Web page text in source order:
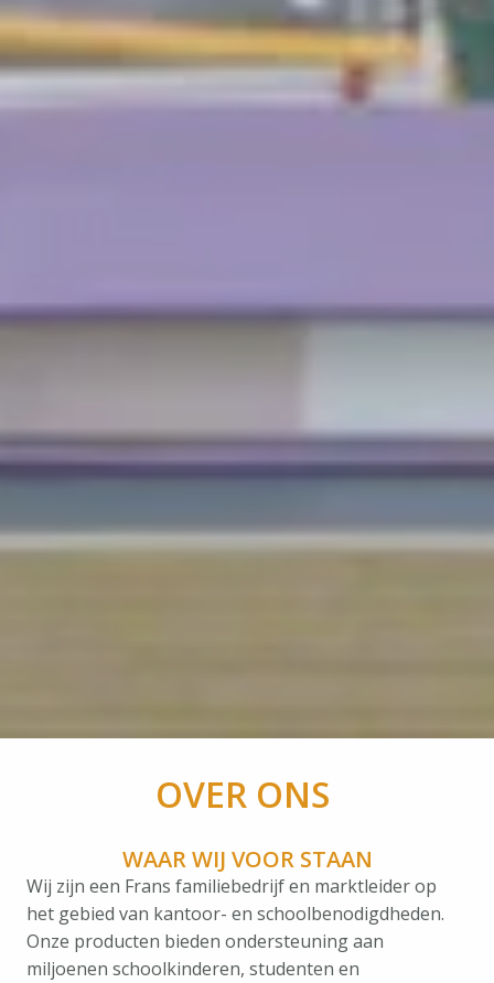
OVER ONS
WAAR WIJ VOOR STAAN
Wij zijn een Frans familiebedrijf en marktleider op
het gebied van kantoor- en schoolbenodigdheden.
Onze producten bieden ondersteuning aan
miljoenen schoolkinderen, studenten en